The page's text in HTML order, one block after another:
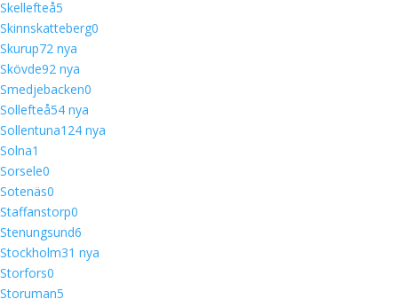
Skellefteå5
Skinnskatteberg0
Skurup72 nya
Skövde92 nya
Smedjebacken0
Sollefteå54 nya
Sollentuna124 nya
Solna1
Sorsele0
Sotenäs0
Staffanstorp0
Stenungsund6
Stockholm31 nya
Storfors0
Storuman5